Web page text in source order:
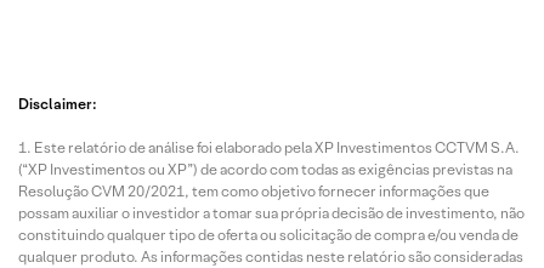
Disclaimer:
Este relatório de análise foi elaborado pela XP Investimentos CCTVM S.A.
(“XP Investimentos ou XP”) de acordo com todas as exigências previstas na
Resolução CVM 20/2021, tem como objetivo fornecer informações que
possam auxiliar o investidor a tomar sua própria decisão de investimento, não
constituindo qualquer tipo de oferta ou solicitação de compra e/ou venda de
qualquer produto. As informações contidas neste relatório são consideradas